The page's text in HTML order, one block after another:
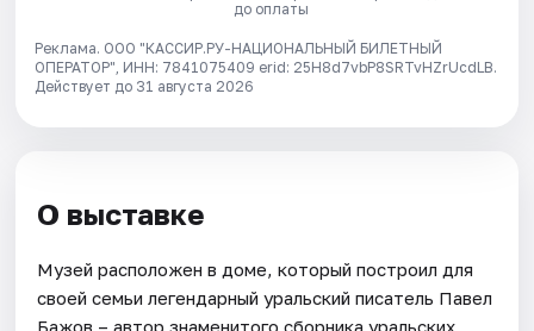
до оплаты
Реклама. ООО "КАССИР.РУ-НАЦИОНАЛЬНЫЙ БИЛЕТНЫЙ
ОПЕРАТОР", ИНН: 7841075409 erid: 25H8d7vbP8SRTvHZrUcdLB.
Действует до 31 августа 2026
О выставке
Музей расположен в доме, который построил для
своей семьи легендарный уральский писатель Павел
Бажов – автор знаменитого сборника уральских